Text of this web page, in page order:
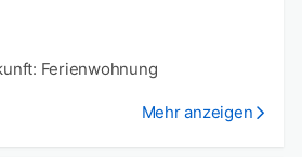
Ferienwohnung
Mehr anzeigen